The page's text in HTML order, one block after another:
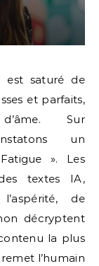
est saturé de
et parfaits,
Sur
un
». Les
textes IA,
de
décryptent
la plus
l’humain